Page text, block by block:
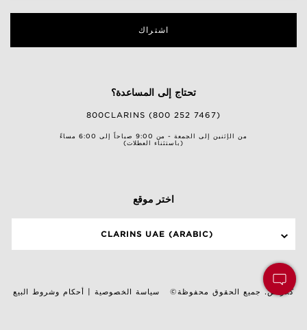
اشتراك
تحتاج إلى المساعدة؟
800CLARINS (800 252 7467)
من الإثنين إلى الجمعة - من 9:00 صباحاً إلى 6:00 مساءً
(باستثناء العطلات)
اختر موقع
CLARINS UAE (ARABIC)
أحكام وشروط البيع سياسة الخصوصية ©كلارنس. جميع الحقوق محفوظة